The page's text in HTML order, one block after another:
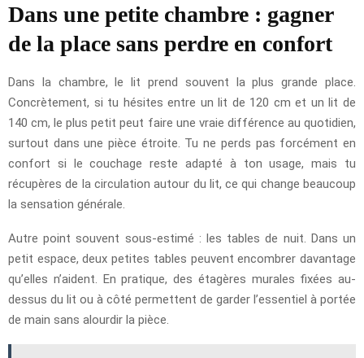
Dans une petite chambre : gagner
de la place sans perdre en confort
Dans la chambre, le lit prend souvent la plus grande place.
Concrètement, si tu hésites entre un lit de 120 cm et un lit de
140 cm, le plus petit peut faire une vraie différence au quotidien,
surtout dans une pièce étroite. Tu ne perds pas forcément en
confort si le couchage reste adapté à ton usage, mais tu
récupères de la circulation autour du lit, ce qui change beaucoup
la sensation générale.
Autre point souvent sous-estimé : les tables de nuit. Dans un
petit espace, deux petites tables peuvent encombrer davantage
qu’elles n’aident. En pratique, des étagères murales fixées au-
dessus du lit ou à côté permettent de garder l’essentiel à portée
de main sans alourdir la pièce.